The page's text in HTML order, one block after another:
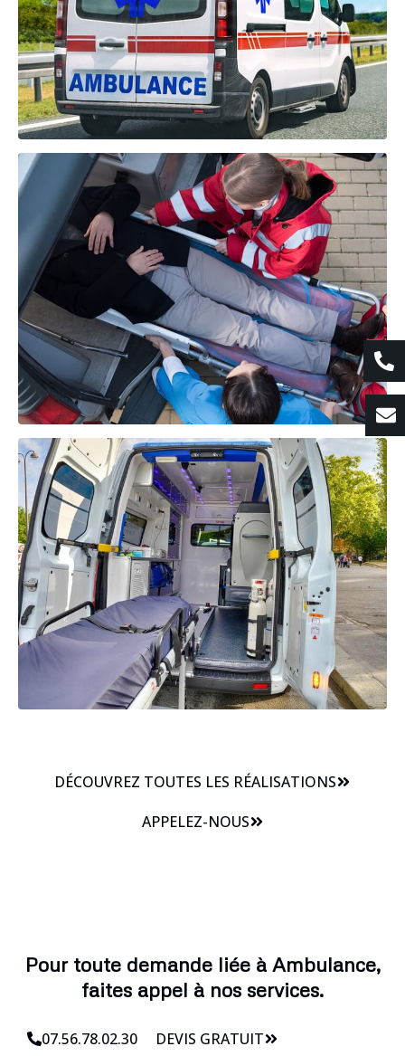
DÉCOUVREZ TOUTES LES RÉALISATIONS
APPELEZ-NOUS
Pour toute demande liée à Ambulance,
faites appel à nos services.
07.56.78.02.30 DEVIS GRATUIT